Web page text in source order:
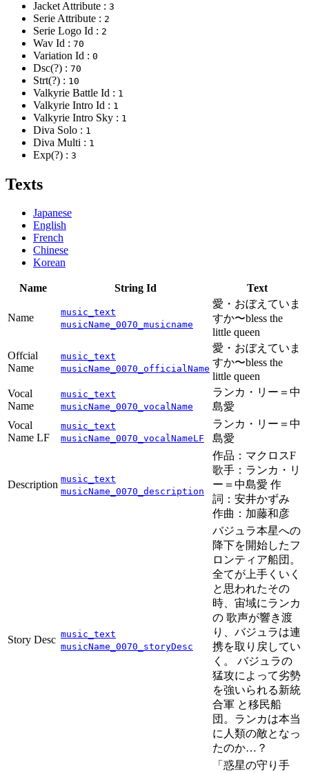
Jacket Attribute : 3
Serie Attribute : 2
Serie Logo Id : 2
Wav Id : 70
Variation Id : 0
Dsc(?) : 70
Strt(?) : 10
Valkyrie Battle Id : 1
Valkyrie Intro Id : 1
Valkyrie Intro Sky : 1
Diva Solo : 1
Diva Multi : 1
Exp(?) : 3
Texts
Japanese
English
French
Chinese
Korean
Name String Id Text
Name
music_text
musicName_0070_musicname
愛・おぼえていま
すか〜bless the
little queen
Offcial
Name
music_text
musicName_0070_officialName
愛・おぼえていま
すか〜bless the
little queen
Vocal
Name
music_text
musicName_0070_vocalName
ランカ・リー＝中
島愛
Vocal
Name LF
music_text
musicName_0070_vocalNameLF
ランカ・リー＝中
島愛
Description music_text
musicName_0070_description
作品：マクロスF
歌手：ランカ・リ
ー＝中島愛 作
詞：安井かずみ
作曲：加藤和彦
Story Desc music_text
musicName_0070_storyDesc
バジュラ本星への
降下を開始したフ
ロンティア船団。
全てが上手くいく
と思われたその
時、宙域にランカ
の 歌声が響き渡
り、バジュラは連
携を取り戻してい
く。 バジュラの
猛攻によって劣勢
を強いられる新統
合軍 と移民船
団。ランカは本当
に人類の敵となっ
たのか…？
「惑星の守り手